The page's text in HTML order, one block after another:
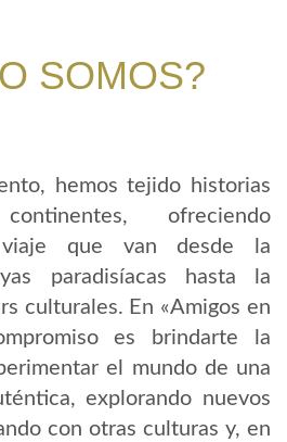
SOMOS?
hemos tejido historias
ofreciendo
viaje que van desde la
paradisíacas hasta la
culturales. En «Amigos en
es brindarte la
el mundo de una
explorando nuevos
con otras culturas y, en